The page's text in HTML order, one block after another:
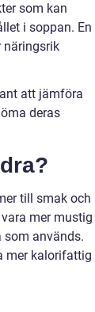
som kan
i soppan. En
näringsrik
att jämföra
deras
till smak och
mer mustig
som används.
mer kalorifattig